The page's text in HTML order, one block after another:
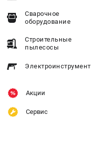
Сварочное
оборудование
Строительные
пылесосы
Электроинструмент
Акции
Сервис